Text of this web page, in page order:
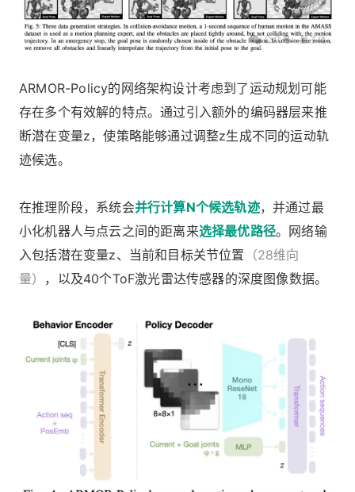
ARMOR-Policy的网络架构设计考虑到了运动规划可能
存在多个有效解的特点。通过引入额外的编码器层来推
断潜在变量z，使策略能够通过调整z生成不同的运动轨
迹候选。
在推理阶段，系统会并行计算N个候选轨迹，并通过最
小化机器人与点云之间的距离来选择最优路径。网络输
入包括潜在变量z、当前和目标关节位置 （28维向
量） ，以及40个ToF激光雷达传感器的深度图像数据。